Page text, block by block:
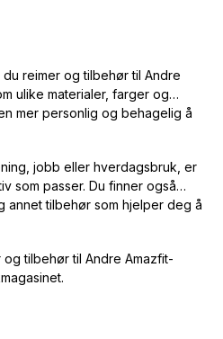
reimer og tilbehør til Andre
ulike materialer, farger og
mer personlig og behagelig å
jobb eller hverdagsbruk, er
som passer. Du finner også
annet tilbehør som hjelper deg å
tilbehør til Andre Amazfit-